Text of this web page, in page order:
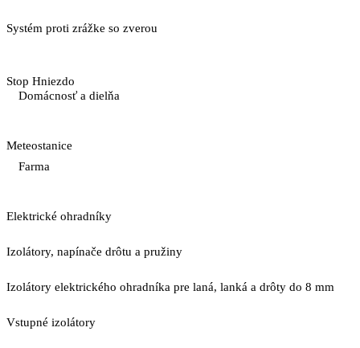
Systém proti zrážke so zverou
Stop Hniezdo
Domácnosť a dielňa
Meteostanice
Farma
Elektrické ohradníky
Izolátory, napínače drôtu a pružiny
Izolátory elektrického ohradníka pre laná, lanká a drôty do 8 mm
Vstupné izolátory